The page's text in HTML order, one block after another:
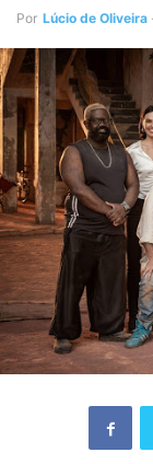
Por Lúcio de Oliveira